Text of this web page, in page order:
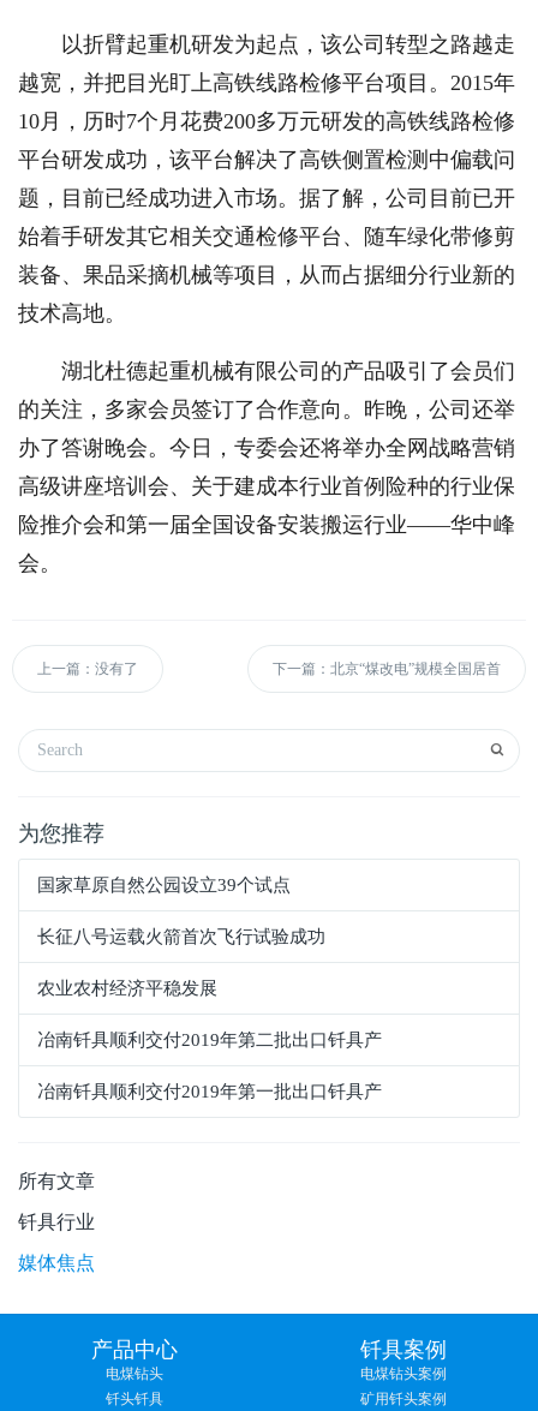
以折臂起重机研发为起点，该公司转型之路越走
越宽，并把目光盯上高铁线路检修平台项目。2015年
10月，历时7个月花费200多万元研发的高铁线路检修
平台研发成功，该平台解决了高铁侧置检测中偏载问
题，目前已经成功进入市场。据了解，公司目前已开
始着手研发其它相关交通检修平台、随车绿化带修剪
装备、果品采摘机械等项目，从而占据细分行业新的
技术高地。
湖北杜德起重机械有限公司的产品吸引了会员们
的关注，多家会员签订了合作意向。昨晚，公司还举
办了答谢晚会。今日，专委会还将举办全网战略营销
高级讲座培训会、关于建成本行业首例险种的行业保
险推介会和第一届全国设备安装搬运行业——华中峰
会。
上一篇：没有了 下一篇：北京“煤改电”规模全国居首
为您推荐
国家草原自然公园设立39个试点
长征八号运载火箭首次飞行试验成功
农业农村经济平稳发展
冶南钎具顺利交付2019年第二批出口钎具产
冶南钎具顺利交付2019年第一批出口钎具产
所有文章
钎具行业
媒体焦点
产品中心
电煤钻头
钎头钎具
钎具案例
电煤钻头案例
矿用钎头案例